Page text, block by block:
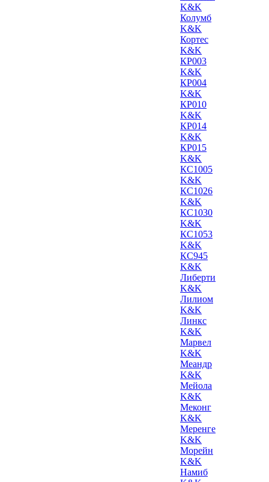
K&K
Колумб
K&K
Кортес
K&K
КР003
K&K
КР004
K&K
КР010
K&K
КР014
K&K
КР015
K&K
КС1005
K&K
КС1026
K&K
КС1030
K&K
КС1053
K&K
КС945
K&K
Либерти
K&K
Лилиом
K&K
Линкс
K&K
Марвел
K&K
Меандр
K&K
Мейола
K&K
Меконг
K&K
Меренге
K&K
Морейн
K&K
Намиб